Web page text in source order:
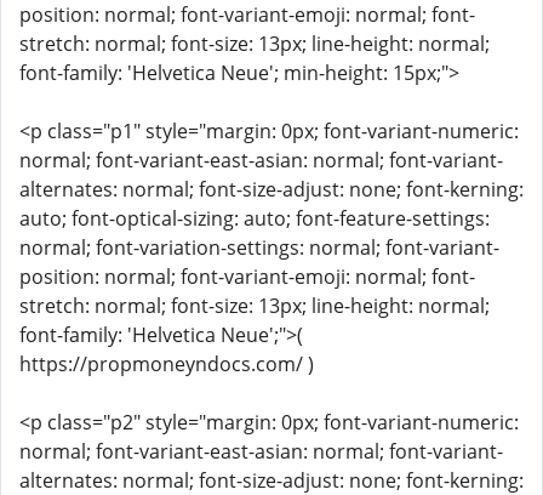
position: normal; font-variant-emoji: normal; font-
stretch: normal; font-size: 13px; line-height: normal;
font-family: 'Helvetica Neue'; min-height: 15px;">
<p class="p1" style="margin: 0px; font-variant-numeric:
normal; font-variant-east-asian: normal; font-variant-
alternates: normal; font-size-adjust: none; font-kerning:
auto; font-optical-sizing: auto; font-feature-settings:
normal; font-variation-settings: normal; font-variant-
position: normal; font-variant-emoji: normal; font-
stretch: normal; font-size: 13px; line-height: normal;
font-family: 'Helvetica Neue';">(
https://propmoneyndocs.com/ )
<p class="p2" style="margin: 0px; font-variant-numeric:
normal; font-variant-east-asian: normal; font-variant-
alternates: normal; font-size-adjust: none; font-kerning: